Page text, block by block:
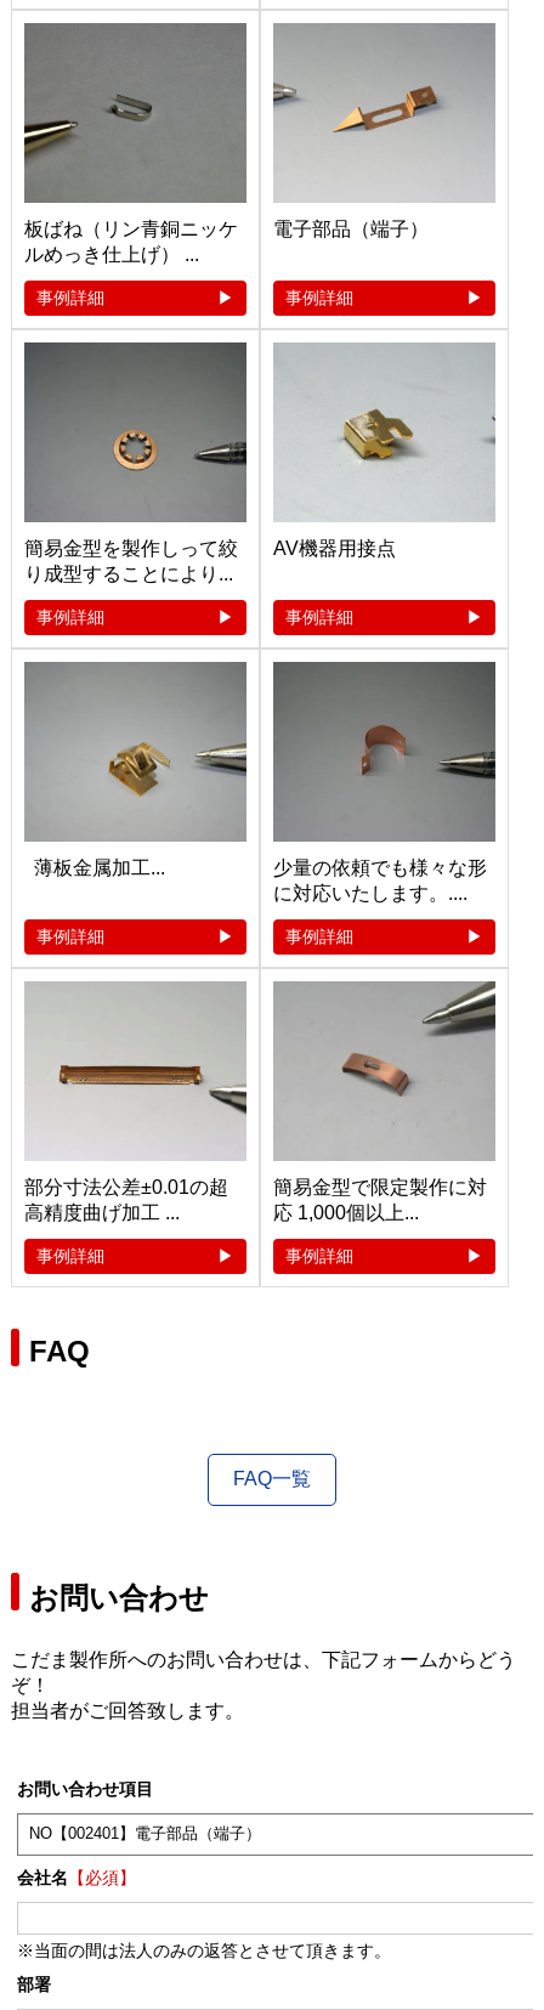
板ばね（リン青銅ニッケ
ルめっき仕上げ） ...
事例詳細
電子部品（端子）
事例詳細
簡易金型を製作しって絞
り成型することにより...
事例詳細
AV機器用接点
事例詳細
薄板金属加工...
事例詳細
少量の依頼でも様々な形
に対応いたします。....
事例詳細
部分寸法公差±0.01の超
高精度曲げ加工 ...
事例詳細
簡易金型で限定製作に対
応 1,000個以上...
事例詳細
FAQ
FAQ一覧
お問い合わせ
こだま製作所へのお問い合わせは、下記フォームからどう
ぞ！
担当者がご回答致します。
お問い合わせ項目
会社名 【必須】
※当面の間は法人のみの返答とさせて頂きます。
部署